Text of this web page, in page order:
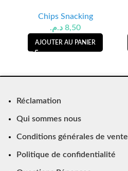
Chips Snacking
8,50 د.م.
AJOUTER AU PANIER
Réclamation
Qui sommes nous
Conditions générales de vente
Politique de confidentialité